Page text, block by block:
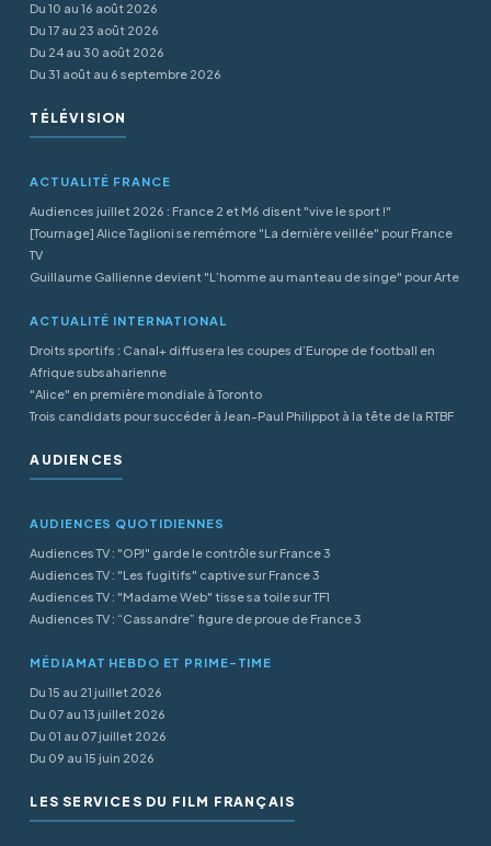
Du 10 au 16 août 2026
Du 17 au 23 août 2026
Du 24 au 30 août 2026
Du 31 août au 6 septembre 2026
TÉLÉVISION
ACTUALITÉ FRANCE
Audiences juillet 2026 : France 2 et M6 disent "vive le sport !"
[Tournage] Alice Taglioni se remémore "La dernière veillée" pour France
TV
Guillaume Gallienne devient "L’homme au manteau de singe" pour Arte
ACTUALITÉ INTERNATIONAL
Droits sportifs : Canal+ diffusera les coupes d’Europe de football en
Afrique subsaharienne
"Alice" en première mondiale à Toronto
Trois candidats pour succéder à Jean-Paul Philippot à la tête de la RTBF
AUDIENCES
AUDIENCES QUOTIDIENNES
Audiences TV : "OPJ" garde le contrôle sur France 3
Audiences TV : "Les fugitifs" captive sur France 3
Audiences TV : "Madame Web" tisse sa toile sur TF1
Audiences TV : “Cassandre” figure de proue de France 3
MÉDIAMAT HEBDO ET PRIME-TIME
Du 15 au 21 juillet 2026
Du 07 au 13 juillet 2026
Du 01 au 07 juillet 2026
Du 09 au 15 juin 2026
LES SERVICES DU FILM FRANÇAIS